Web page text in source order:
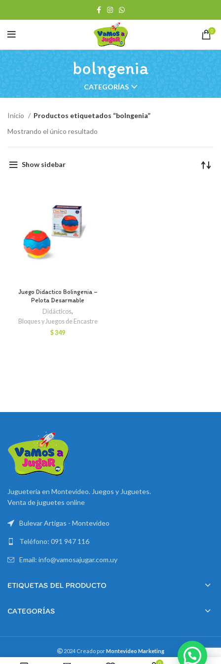
0
bolngenia
CATEGORÍAS
Inicio
Productos etiquetados “bolngenia”
Mostrando el único resultado
Show sidebar
Juego Didactico Bolingenia –
Pelota Desarmable
Didácticos,
Bloques y Juegos de Encastre
$349
Juguetería en Montevideo. Juegos y Juguetes.
Venta de juguetes online
Bulevar Artigas - Montevideo
Teléfono: 091 947 116
Email: info@vamosajugar.com.uy
ETIQUETAS DEL PRODUCTO
CATEGORÍAS
2024 Creado porMontevideo Marketing